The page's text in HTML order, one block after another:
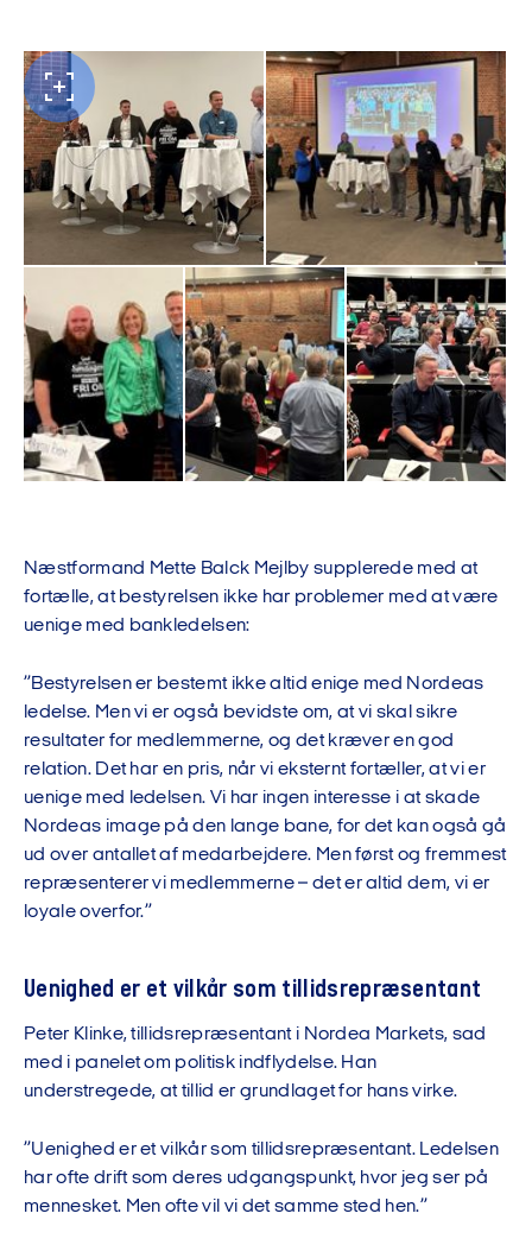
Næstformand Mette Balck Mejlby supplerede med at
fortælle, at bestyrelsen ikke har problemer med at være
uenige med bankledelsen:
”Bestyrelsen er bestemt ikke altid enige med Nordeas
ledelse. Men vi er også bevidste om, at vi skal sikre
resultater for medlemmerne, og det kræver en god
relation. Det har en pris, når vi eksternt fortæller, at vi er
uenige med ledelsen. Vi har ingen interesse i at skade
Nordeas image på den lange bane, for det kan også gå
ud over antallet af medarbejdere. Men først og fremmest
repræsenterer vi medlemmerne – det er altid dem, vi er
loyale overfor.”
Uenighed er et vilkår som tillidsrepræsentant
Peter Klinke, tillidsrepræsentant i Nordea Markets, sad
med i panelet om politisk indflydelse. Han
understregede, at tillid er grundlaget for hans virke.
”Uenighed er et vilkår som tillidsrepræsentant. Ledelsen
har ofte drift som deres udgangspunkt, hvor jeg ser på
mennesket. Men ofte vil vi det samme sted hen.”